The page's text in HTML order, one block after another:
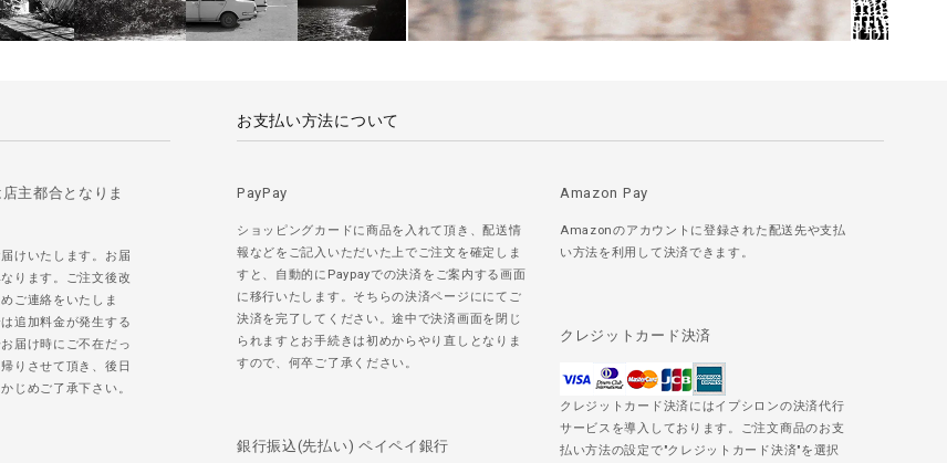
主都合となりま
けいたします。お届
ります。ご注文後改
ご連絡をいたしま
追加料金が発生する
届け時にご不在だっ
りさせて頂き、後日
じめご了承下さい。
お支払い方法について
PayPay
ショッピングカードに商品を入れて頂き、配送情
報などをご記入いただいた上でご注文を確定しま
すと、自動的にPaypayでの決済をご案内する画面
に移行いたします。そちらの決済ページににてご
決済を完了してください。途中で決済画面を閉じ
られますとお手続きは初めからやり直しとなりま
すので、何卒ご了承ください。
Amazon Pay
Amazonのアカウントに登録された配送先や支払
い方法を利用して決済できます。
クレジットカード決済
クレジットカード決済にはイプシロンの決済代行
サービスを導入しております。ご注文商品のお支
払い方法の設定で"クレジットカード決済"を選択
銀行振込(先払い) ペイペイ銀行